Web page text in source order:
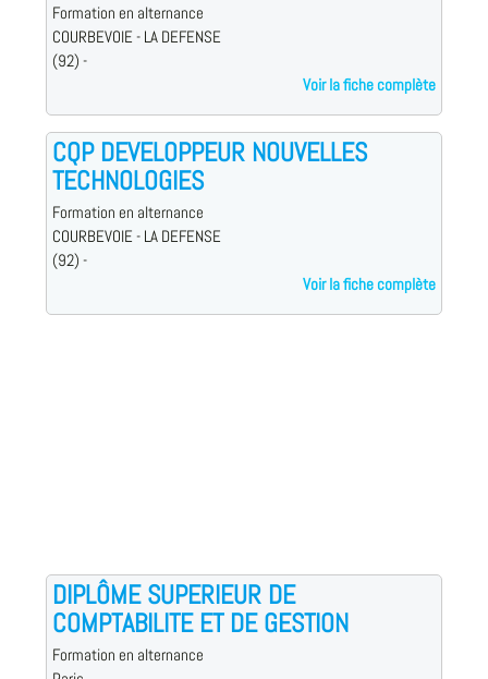
Formation en alternance
COURBEVOIE - LA DEFENSE
(92) -
Voir la fiche complète
CQP DEVELOPPEUR NOUVELLES
TECHNOLOGIES
Formation en alternance
COURBEVOIE - LA DEFENSE
(92) -
Voir la fiche complète
DIPLÔME SUPERIEUR DE
COMPTABILITE ET DE GESTION
Formation en alternance